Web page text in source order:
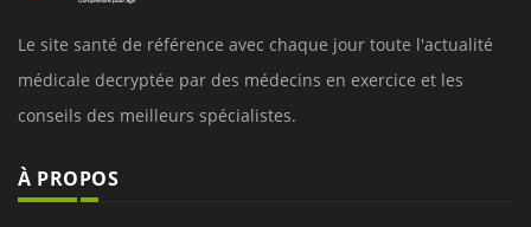
Le site santé de référence avec chaque jour toute l'actualité
médicale decryptée par des médecins en exercice et les
conseils des meilleurs spécialistes.
À PROPOS